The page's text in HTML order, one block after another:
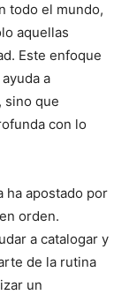
todo el mundo,
aquellas
Este enfoque
a
sino que
con lo
ha apostado por
orden.
a catalogar y
de la rutina
un